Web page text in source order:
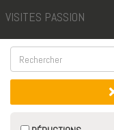
VISITES PASSION